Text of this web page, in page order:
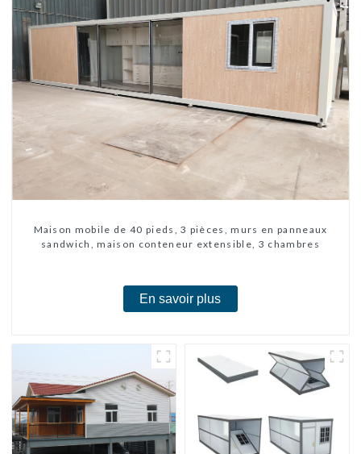
Maison mobile de 40 pieds, 3 pièces, murs en panneaux
sandwich, maison conteneur extensible, 3 chambres
En savoir plus